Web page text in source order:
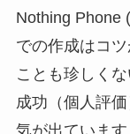
Nothing Phone
での作成はコ
ことも珍しく
成功（個人評